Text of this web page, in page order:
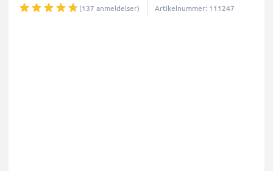
(137 anmeldelser) Artikelnummer: 111247